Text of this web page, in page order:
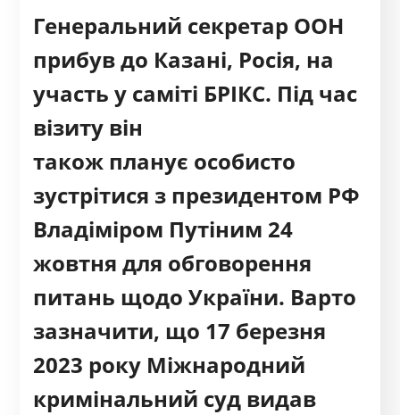
Генеральний секретар ООН
прибув до Казані, Росія, на
участь у саміті БРІКС. Під час
візиту він
також планує особисто
зустрітися з президентом РФ
Владіміром Путіним 24
жовтня для обговорення
питань щодо України. Варто
зазначити, що 17 березня
2023 року Міжнародний
кримінальний суд видав